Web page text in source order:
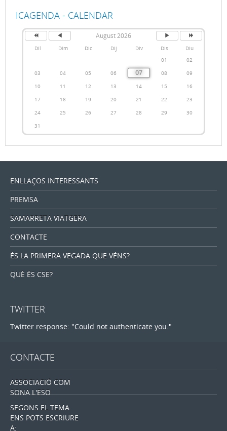
ICAGENDA - CALENDAR
August 2026
Dil Dim Dic Dij Div Dis
Diu
01
02
03
04 05 06 07 08
09
10
11 12 13 14 15
16
17
18 19 20 21 22
23
24
25 26 27 28 29
30
31
ENLLAÇOS INTERESSANTS
PREMSA
SAMARRETA VIATGERA
CONTACTE
ÉS LA PRIMERA VEGADA QUE VÉNS?
QUÈ ÉS CSE?
TWITTER
Twitter response: "Could not authenticate you."
CONTACTE
ASSOCIACIÓ COM
SONA L'ESO
SEGONS EL TEMA
ENS POTS ESCRIURE
A: